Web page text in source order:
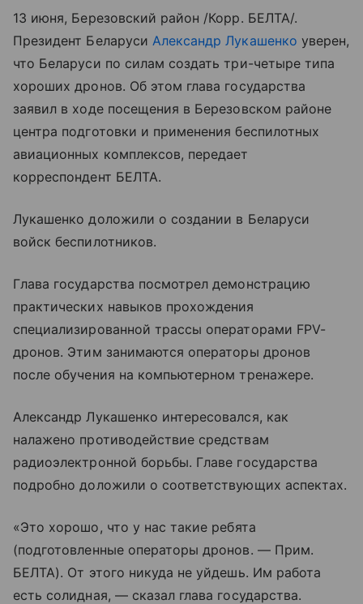
13 июня, Березовский район /Корр. БЕЛТА/.
Президент Беларуси Александр Лукашенко уверен,
что Беларуси по силам создать три-четыре типа
хороших дронов. Об этом глава государства
заявил в ходе посещения в Березовском районе
центра подготовки и применения беспилотных
авиационных комплексов, передает
корреспондент БЕЛТА.
Лукашенко доложили о создании в Беларуси
войск беспилотников.
Глава государства посмотрел демонстрацию
практических навыков прохождения
специализированной трассы операторами FPV-
дронов. Этим занимаются операторы дронов
после обучения на компьютерном тренажере.
Александр Лукашенко интересовался, как
налажено противодействие средствам
радиоэлектронной борьбы. Главе государства
подробно доложили о соответствующих аспектах.
«Это хорошо, что у нас такие ребята
(подготовленные операторы дронов. — Прим.
БЕЛТА). От этого никуда не уйдешь. Им работа
есть солидная, — сказал глава государства.